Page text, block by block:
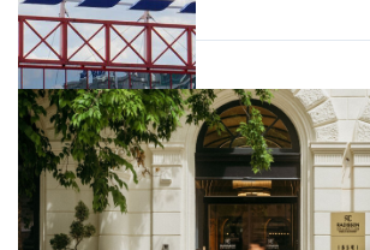
Nemzetközi cégek